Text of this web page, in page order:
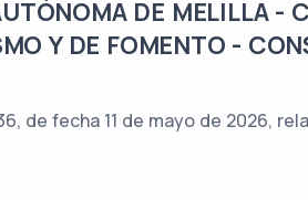
DE MELILLA -
Y DE FOMENTO -
de fecha 11 de mayo de